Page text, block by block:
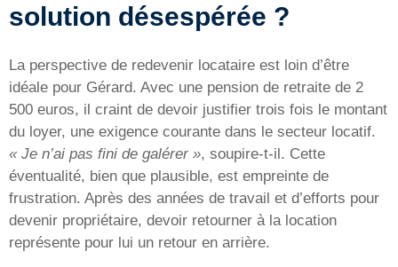
solution désespérée ?
La perspective de redevenir locataire est loin d’être
idéale pour Gérard. Avec une pension de retraite de 2
500 euros, il craint de devoir justifier trois fois le montant
du loyer, une exigence courante dans le secteur locatif.
« Je n’ai pas fini de galérer », soupire-t-il. Cette
éventualité, bien que plausible, est empreinte de
frustration. Après des années de travail et d’efforts pour
devenir propriétaire, devoir retourner à la location
représente pour lui un retour en arrière.